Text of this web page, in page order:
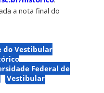
a nota final do
do Vestibular
Federal de
Vestibular